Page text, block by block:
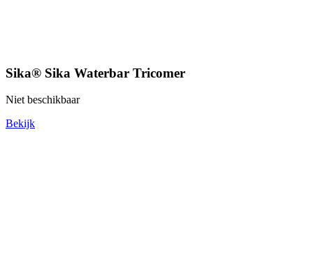
Sika® Sika Waterbar Tricomer
Niet beschikbaar
Bekijk